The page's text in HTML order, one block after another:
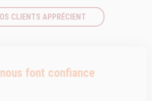
CLIENTS APPRÉCIENT
font confiance